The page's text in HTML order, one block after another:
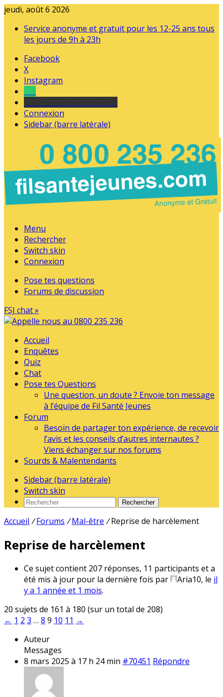
jeudi, août 6 2026
Service anonyme et gratuit pour les 12-25 ans tous
les jours de 9h à 23h
Facebook
X
Instagram
Connexion
Sidebar (barre latérale)
Menu
Rechercher
Switch skin
Connexion
Pose tes questions
Forums de discussion
FSJ chat »
Accueil
Enquêtes
Quiz
Chat
Pose tes Questions
Une question, un doute ? Envoie ton message
à l’équipe de Fil Santé Jeunes
Forum
Besoin de partager ton expérience, de recevoir
l’avis et les conseils d’autres internautes ?
Viens échanger sur nos forums
Sourds & Malentendants
Sidebar (barre latérale)
Switch skin
Rechercher
Accueil / Forums / Mal-être / Reprise de harcèlement
Reprise de harcèlement
Ce sujet contient 207 réponses, 11 participants et a
été mis à jour pour la dernière fois par
Aria10, le il
y a 1 année et 1 mois.
20 sujets de 161 à 180 (sur un total de 208)
← 1 2 3 … 8 9 10 11 →
Auteur
Messages
8 mars 2025 à 17 h 24 min #70451 Répondre